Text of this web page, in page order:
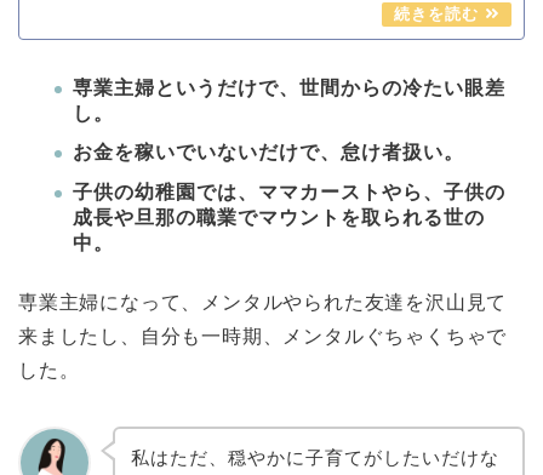
専業主婦というだけで、世間からの冷たい眼差
し。
お金を稼いでいないだけで、怠け者扱い。
子供の幼稚園では、ママカーストやら、子供の
成長や旦那の職業でマウントを取られる世の
中。
専業主婦になって、メンタルやられた友達を沢山見て
来ましたし、自分も一時期、メンタルぐちゃくちゃで
した。
私はただ、穏やかに子育てがしたいだけな